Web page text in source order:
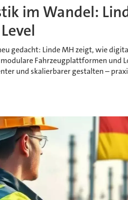
im Wandel:
gedacht: Linde MH zeigt, wie
Fahrzeugplattformen und
und skalierbarer gestalten –